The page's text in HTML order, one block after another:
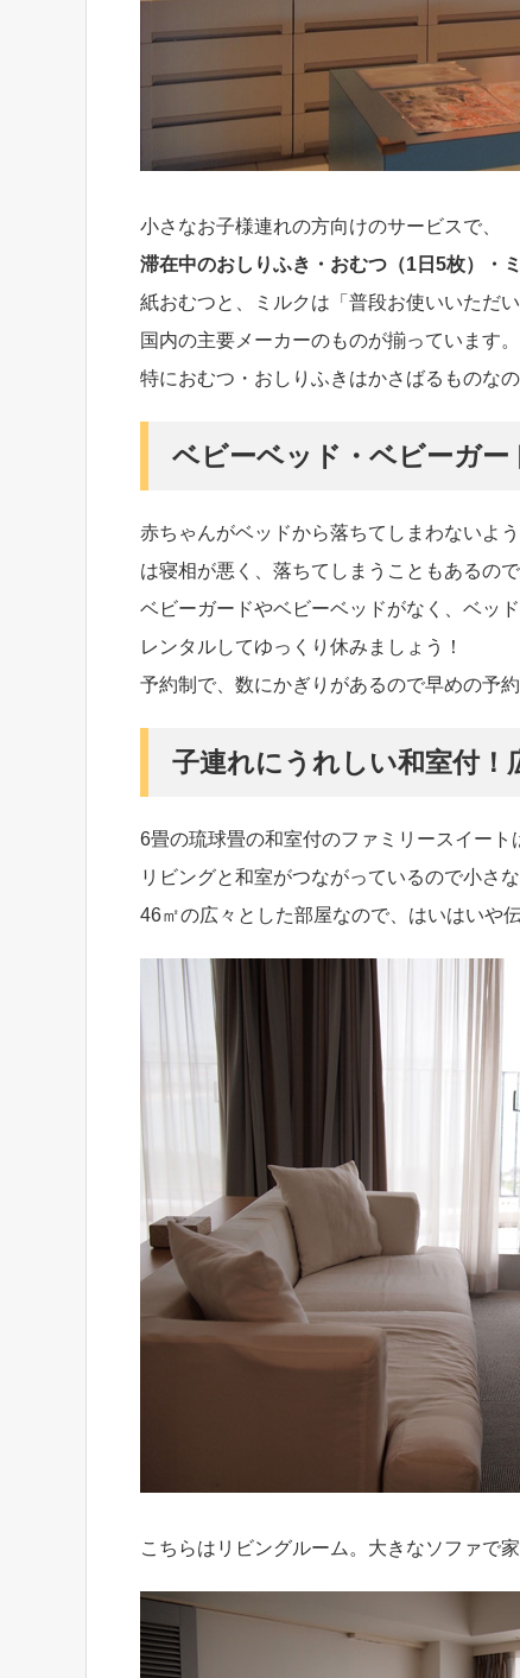
小さなお子様連れの方向けのサービスで、
滞在中のおしりふき・おむつ（1日5枚）・
紙おむつと、ミルクは「普段お使いいただ
国内の主要メーカーのものが揃っています。
特におむつ・おしりふきはかさばるものなの
ベビーベッド・ベビーガー
赤ちゃんがベッドから落ちてしまわないよ
は寝相が悪く、落ちてしまうこともあるので
ベビーガードやベビーベッドがなく、ベッ
レンタルしてゆっくり休みましょう！
予約制で、数にかぎりがあるので早めの予
子連れにうれしい和室付
6畳の琉球畳の和室付のファミリースイート
リビングと和室がつながっているので小さ
46㎡の広々とした部屋なので、はいはいや
こちらはリビングルーム。大きなソファで